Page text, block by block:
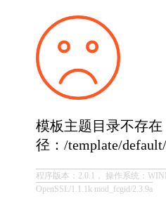
模板主题目录不存在
径：/template/
程序版本：2.0.1， 操作系统：
OpenSSL/1.1.1k mod_fcgid/2.3.9a